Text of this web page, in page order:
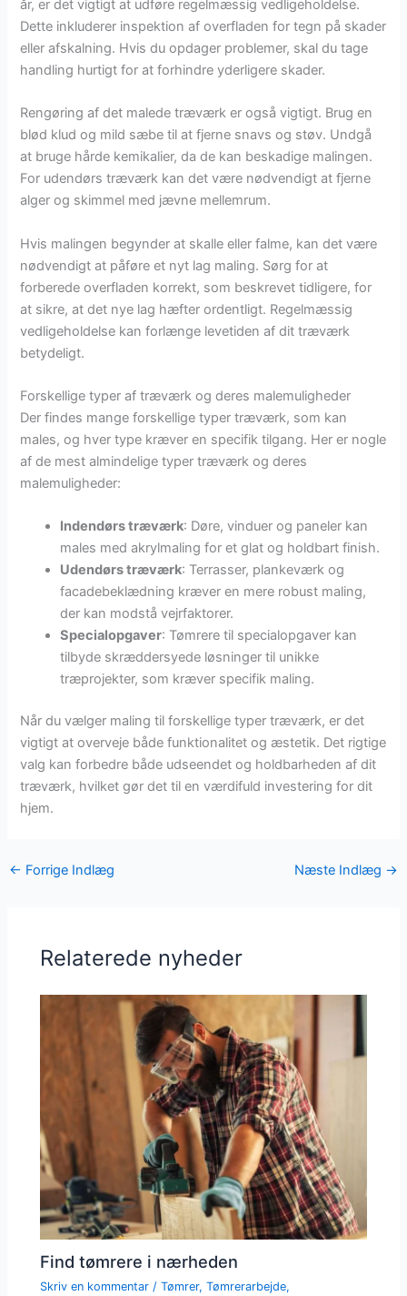
år, er det vigtigt at udføre regelmæssig vedligeholdelse.
Dette inkluderer inspektion af overfladen for tegn på skader
eller afskalning. Hvis du opdager problemer, skal du tage
handling hurtigt for at forhindre yderligere skader.
Rengøring af det malede træværk er også vigtigt. Brug en
blød klud og mild sæbe til at fjerne snavs og støv. Undgå
at bruge hårde kemikalier, da de kan beskadige malingen.
For udendørs træværk kan det være nødvendigt at fjerne
alger og skimmel med jævne mellemrum.
Hvis malingen begynder at skalle eller falme, kan det være
nødvendigt at påføre et nyt lag maling. Sørg for at
forberede overfladen korrekt, som beskrevet tidligere, for
at sikre, at det nye lag hæfter ordentligt. Regelmæssig
vedligeholdelse kan forlænge levetiden af dit træværk
betydeligt.
Forskellige typer af træværk og deres malemuligheder
Der findes mange forskellige typer træværk, som kan
males, og hver type kræver en specifik tilgang. Her er nogle
af de mest almindelige typer træværk og deres
malemuligheder:
Indendørs træværk: Døre, vinduer og paneler kan
males med akrylmaling for et glat og holdbart finish.
Udendørs træværk: Terrasser, plankeværk og
facadebeklædning kræver en mere robust maling,
der kan modstå vejrfaktorer.
Specialopgaver: Tømrere til specialopgaver kan
tilbyde skræddersyede løsninger til unikke
træprojekter, som kræver specifik maling.
Når du vælger maling til forskellige typer træværk, er det
vigtigt at overveje både funktionalitet og æstetik. Det rigtige
valg kan forbedre både udseendet og holdbarheden af dit
træværk, hvilket gør det til en værdifuld investering for dit
hjem.
← Forrige Indlæg Næste Indlæg →
Relaterede nyheder
Find tømrere i nærheden
Skriv en kommentar /Tømrer,Tømrerarbejde,